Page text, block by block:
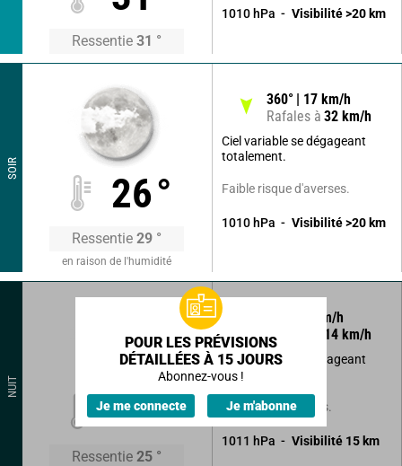
Ressentie 31 °
1010 hPa Visibilité >20 km
SOIR
26°
Ressentie 29 °
en raison de l'humidité
360° 17 km/h
Rafales à 32 km/h
Ciel variable se dégageant
totalement.
Faible risque d'averses.
1010 hPa Visibilité >20 km
NUIT
23°
Ressentie 25 °
km/h
Rafales à
14 km/h
Ciel variable se dégageant
totalement.
Sans précipitations.
1011 hPa Visibilité 15 km
POUR LES PRÉVISIONS
DÉTAILLÉES À 15 JOURS
Abonnez-vous !
Je me connecte Je m'abonne